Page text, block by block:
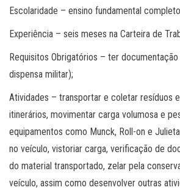
Escolaridade – ensino fundamental
Experiência – seis meses na Carteira de
Requisitos Obrigatórios – ter
dispensa militar);
Atividades – transportar e coletar resíduos
itinerários, movimentar carga volumosa e
equipamentos como Munck, Roll-on e
no veículo, vistoriar carga, verificação de
do material transportado, zelar pela
veículo, assim como desenvolver outras